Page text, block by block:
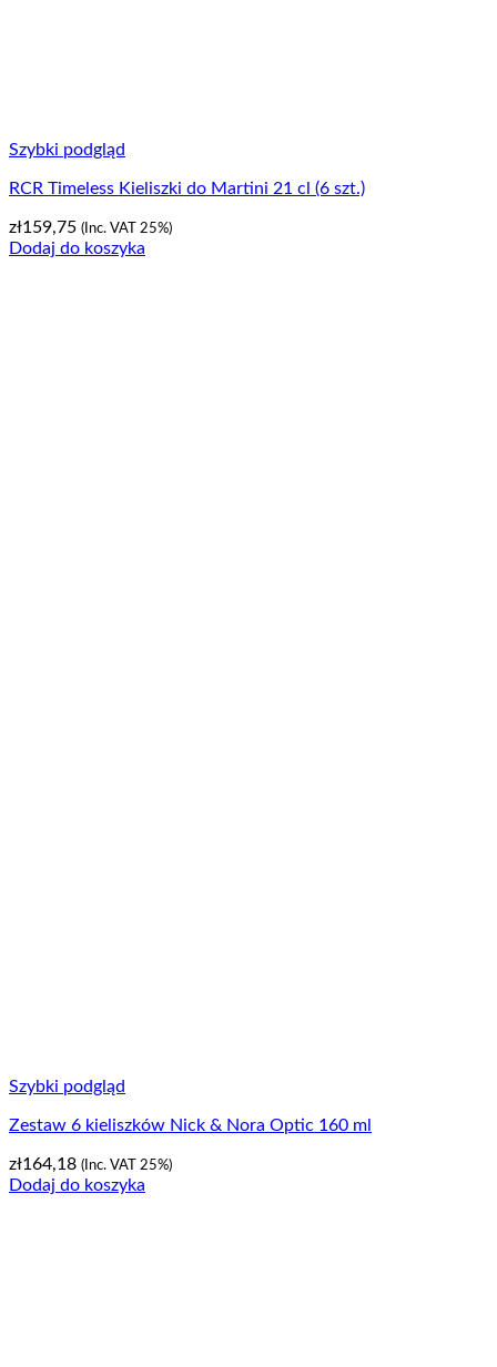
Szybki podgląd
RCR Timeless Kieliszki do Martini 21 cl (6 szt.)
zł159,75 (Inc. VAT 25%)
Dodaj do koszyka
Szybki podgląd
Zestaw 6 kieliszków Nick & Nora Optic 160 ml
zł164,18 (Inc. VAT 25%)
Dodaj do koszyka